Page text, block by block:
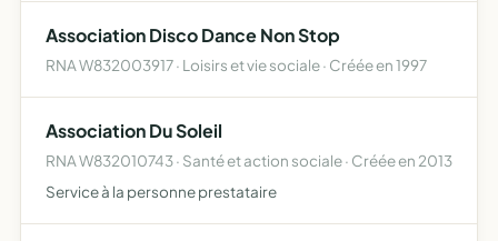
Association Disco Dance Non Stop
RNA W832003917 · Loisirs et vie sociale · Créée en 1997
Association Du Soleil
RNA W832010743 · Santé et action sociale · Créée en 2013
Service à la personne prestataire